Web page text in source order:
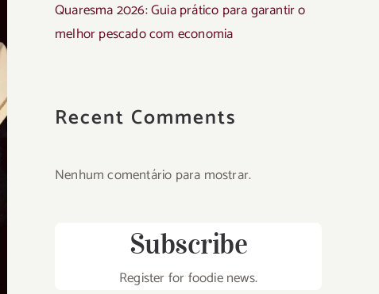
Quaresma 2026: Guia prático para garantir o
melhor pescado com economia
Recent Comments
Nenhum comentário para mostrar.
Subscribe
Register for foodie news.